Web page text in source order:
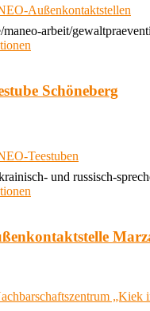
Außenkontaktstellen
maneo-arbeit/
Schöneberg
Teestuben
und russisch-
„Kiek